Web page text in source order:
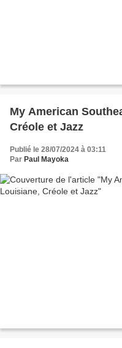
My American
Créole et Jazz
Publié le 28/07/2024 à 03:11
Par Paul Mayoka